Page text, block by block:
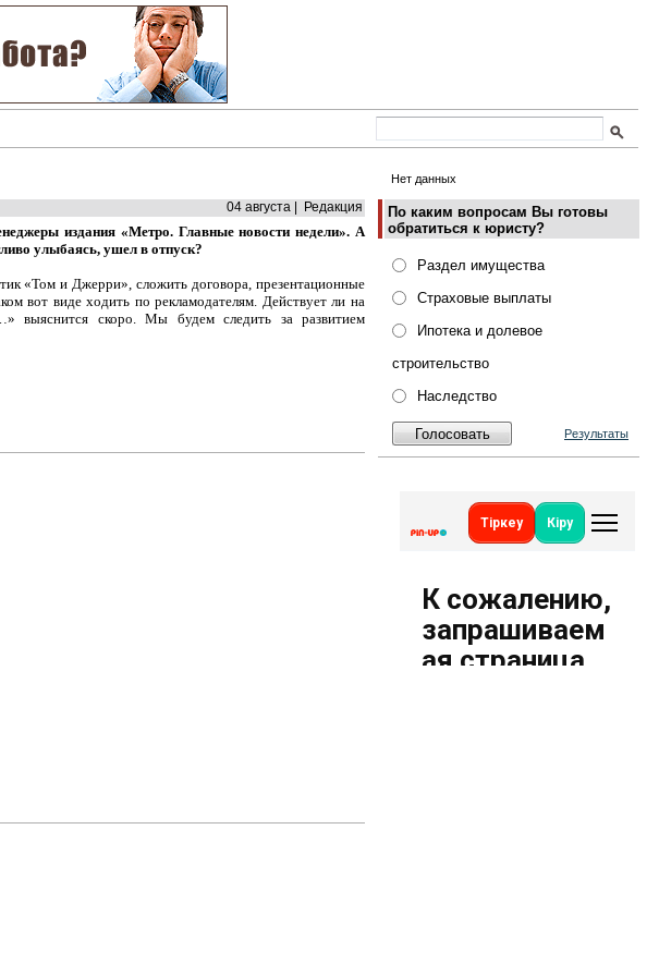
Нет данных
По каким вопросам Вы готовы
обратиться к юристу?
Раздел имущества
Страховые выплаты
Ипотека и долевое
строительство
Наследство
Результаты
04 августа | Редакция
издания «Метро. Главные новости недели». А
улыбаясь, ушел в отпуск?
«Том и Джерри», сложить договора, презентационные
вот виде ходить по рекламодателям. Действует ли на
выяснится скоро. Мы будем следить за развитием